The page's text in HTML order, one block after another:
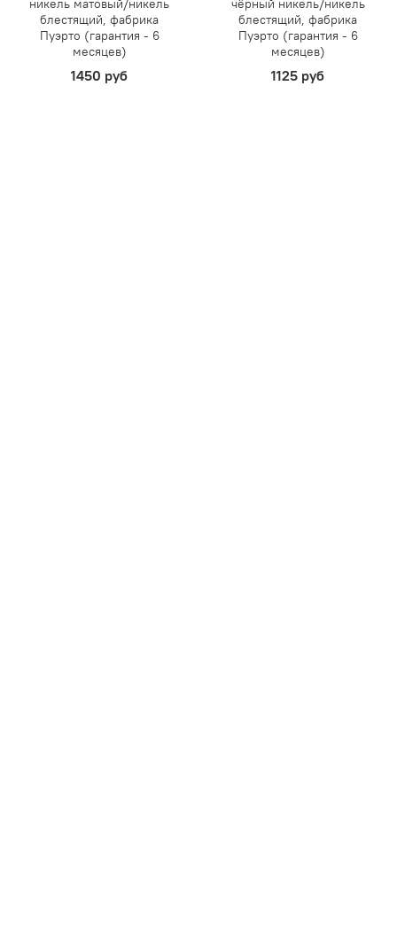
никель матовый/никель
блестящий, фабрика
Пуэрто (гарантия - 6
месяцев)
1450 руб
чёрный никель/никель
блестящий, фабрика
Пуэрто (гарантия - 6
месяцев)
1125 руб